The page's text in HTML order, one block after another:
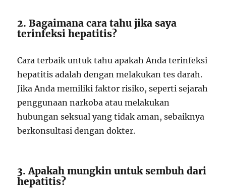
2. Bagaimana cara tahu jika saya
terinfeksi hepatitis?
Cara terbaik untuk tahu apakah Anda terinfeksi
hepatitis adalah dengan melakukan tes darah.
Jika Anda memiliki faktor risiko, seperti sejarah
penggunaan narkoba atau melakukan
hubungan seksual yang tidak aman, sebaiknya
berkonsultasi dengan dokter.
3. Apakah mungkin untuk sembuh dari
hepatitis?